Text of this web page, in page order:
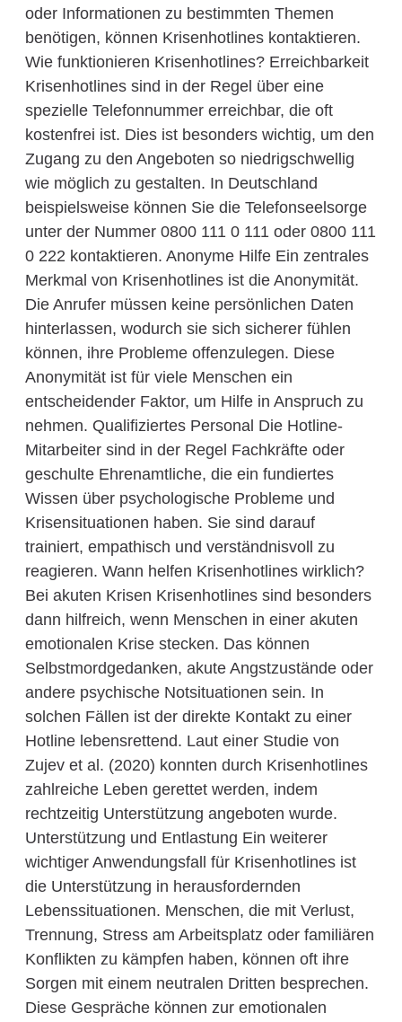
oder Informationen zu bestimmten Themen
benötigen, können Krisenhotlines kontaktieren.
Wie funktionieren Krisenhotlines? Erreichbarkeit
Krisenhotlines sind in der Regel über eine
spezielle Telefonnummer erreichbar, die oft
kostenfrei ist. Dies ist besonders wichtig, um den
Zugang zu den Angeboten so niedrigschwellig
wie möglich zu gestalten. In Deutschland
beispielsweise können Sie die Telefonseelsorge
unter der Nummer 0800 111 0 111 oder 0800 111
0 222 kontaktieren. Anonyme Hilfe Ein zentrales
Merkmal von Krisenhotlines ist die Anonymität.
Die Anrufer müssen keine persönlichen Daten
hinterlassen, wodurch sie sich sicherer fühlen
können, ihre Probleme offenzulegen. Diese
Anonymität ist für viele Menschen ein
entscheidender Faktor, um Hilfe in Anspruch zu
nehmen. Qualifiziertes Personal Die Hotline-
Mitarbeiter sind in der Regel Fachkräfte oder
geschulte Ehrenamtliche, die ein fundiertes
Wissen über psychologische Probleme und
Krisensituationen haben. Sie sind darauf
trainiert, empathisch und verständnisvoll zu
reagieren. Wann helfen Krisenhotlines wirklich?
Bei akuten Krisen Krisenhotlines sind besonders
dann hilfreich, wenn Menschen in einer akuten
emotionalen Krise stecken. Das können
Selbstmordgedanken, akute Angstzustände oder
andere psychische Notsituationen sein. In
solchen Fällen ist der direkte Kontakt zu einer
Hotline lebensrettend. Laut einer Studie von
Zujev et al. (2020) konnten durch Krisenhotlines
zahlreiche Leben gerettet werden, indem
rechtzeitig Unterstützung angeboten wurde.
Unterstützung und Entlastung Ein weiterer
wichtiger Anwendungsfall für Krisenhotlines ist
die Unterstützung in herausfordernden
Lebenssituationen. Menschen, die mit Verlust,
Trennung, Stress am Arbeitsplatz oder familiären
Konflikten zu kämpfen haben, können oft ihre
Sorgen mit einem neutralen Dritten besprechen.
Diese Gespräche können zur emotionalen